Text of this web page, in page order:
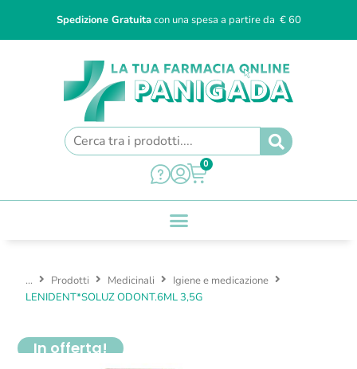
Spedizione Gratuitacon una spesa a partire da € 60
0
... Prodotti Medicinali
Igiene e medicazione
LENIDENT*SOLUZ ODONT.6ML 3,5G
In offerta!